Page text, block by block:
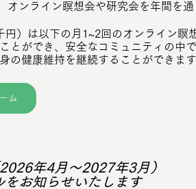
オンライン瞑想会や研究会を年間を通
円）は以下の月1~2回のオンライン瞑
とができ、安全なコミュニティの中で
の健康維持を継続することができます
ム
年4月～2027年3月）
をお知らせいたします